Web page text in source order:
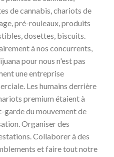
de cannabis, chariots de
pré-rouleaux, produits
dosettes, biscuits.
à nos concurrents,
pour nous n'est pas
une entreprise
Les humains derrière
premium étaient à
garde du mouvement de
Organiser des
Collaborer à des
et faire tout notre